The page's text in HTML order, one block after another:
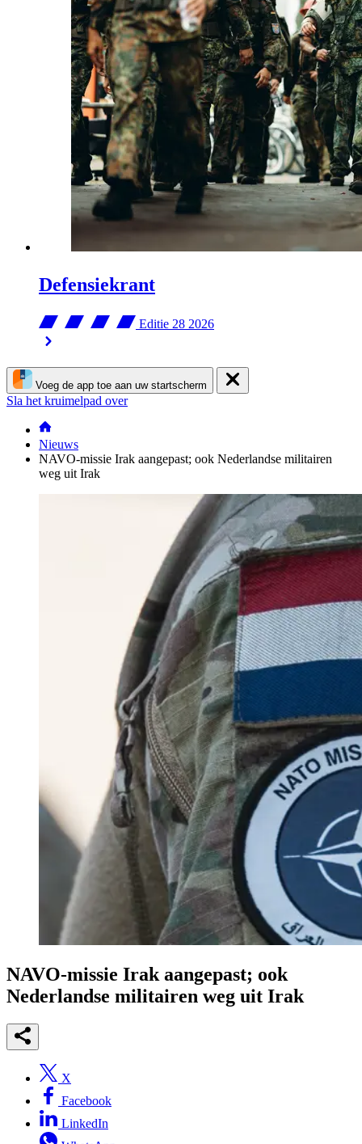
Defensiekrant
Editie 28 2026
Voeg de app toe aan uw startscherm
Sla het kruimelpad over
Nieuws
NAVO-missie Irak aangepast; ook Nederlandse militairen
weg uit Irak
NAVO-missie Irak aangepast; ook
Nederlandse militairen weg uit Irak
X
Facebook
LinkedIn